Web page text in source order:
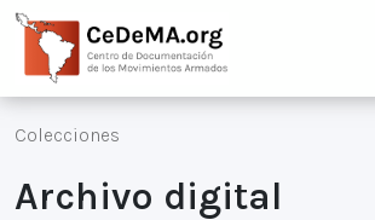
Colecciones
Archivo digital